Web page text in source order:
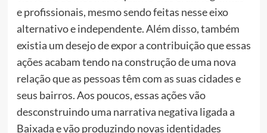
e profissionais, mesmo sendo feitas nesse eixo
alternativo e independente. Além disso, também
existia um desejo de expor a contribuição que essas
ações acabam tendo na construção de uma nova
relação que as pessoas têm com as suas cidades e
seus bairros. Aos poucos, essas ações vão
desconstruindo uma narrativa negativa ligada a
Baixada e vão produzindo novas identidades